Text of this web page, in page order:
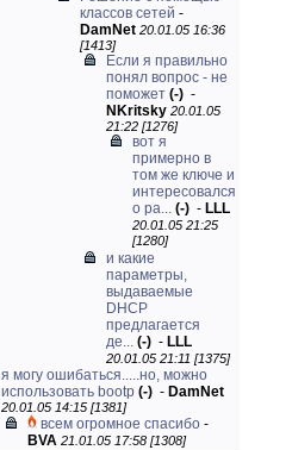
классов сетей -
DamNet 20.01.05 16:36
[1413]
Если я правильно
понял вопрос - не
поможет (-) -
NKritsky 20.01.05
21:22 [1276]
вот я
примерно в
том же ключе и
интересовался
о ра... (-) - LLL
20.01.05 21:25
[1280]
и какие
параметры,
выдаваемые
DHCP
предлагается
де... (-) - LLL
20.01.05 21:11 [1375]
я могу ошибаться.....но, можно
использовать bootp (-) - DamNet
20.01.05 14:15 [1381]
всем огромное спасибо -
BVA 21.01.05 17:58 [1308]